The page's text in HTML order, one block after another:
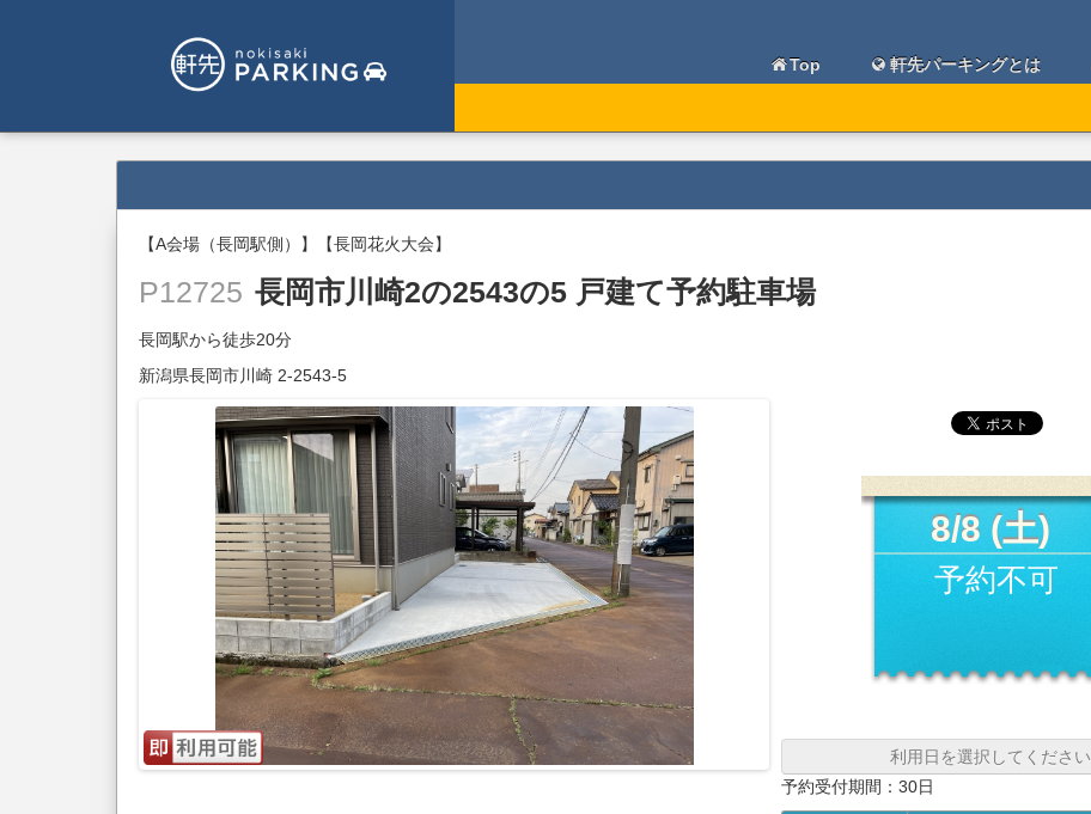
Top 軒先パーキングとは
【A会場（長岡駅側）】【長岡花火大会】
P12725 長岡市川崎2の2543の5 戸建て予約駐車場
長岡駅から徒歩20分
新潟県長岡市川崎 2-2543-5
8/8 (土)
予約不可
利用日を選択してください
予約受付期間：30日